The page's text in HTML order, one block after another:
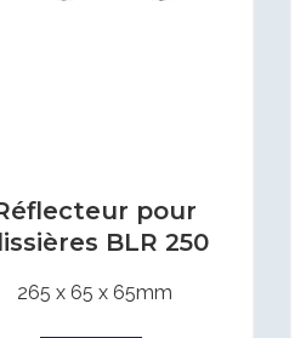
pour
BLR 250
265 x 65 x 65mm